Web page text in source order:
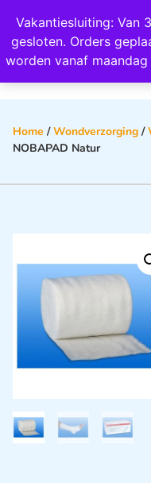
Vakantiesluiting: Van
gesloten. Orders
worden vanaf
Wij
Home /Wondverzorging /
NOBAPAD Natur